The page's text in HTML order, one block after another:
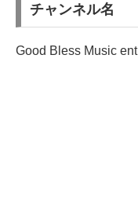
チャンネル名
Good Bless Music ent